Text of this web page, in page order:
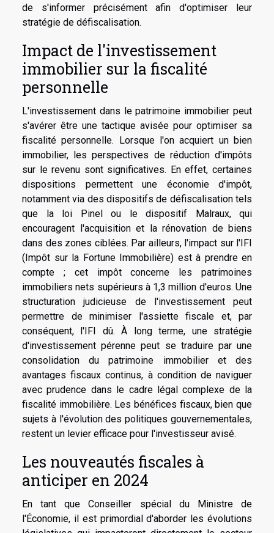
de s'informer précisément afin d'optimiser leur
stratégie de défiscalisation.
Impact de l'investissement
immobilier sur la fiscalité
personnelle
L'investissement dans le patrimoine immobilier peut
s'avérer être une tactique avisée pour optimiser sa
fiscalité personnelle. Lorsque l'on acquiert un bien
immobilier, les perspectives de réduction d'impôts
sur le revenu sont significatives. En effet, certaines
dispositions permettent une économie d'impôt,
notamment via des dispositifs de défiscalisation tels
que la loi Pinel ou le dispositif Malraux, qui
encouragent l'acquisition et la rénovation de biens
dans des zones ciblées. Par ailleurs, l'impact sur l'IFI
(Impôt sur la Fortune Immobilière) est à prendre en
compte ; cet impôt concerne les patrimoines
immobiliers nets supérieurs à 1,3 million d'euros. Une
structuration judicieuse de l'investissement peut
permettre de minimiser l'assiette fiscale et, par
conséquent, l'IFI dû. À long terme, une stratégie
d'investissement pérenne peut se traduire par une
consolidation du patrimoine immobilier et des
avantages fiscaux continus, à condition de naviguer
avec prudence dans le cadre légal complexe de la
fiscalité immobilière. Les bénéfices fiscaux, bien que
sujets à l'évolution des politiques gouvernementales,
restent un levier efficace pour l'investisseur avisé.
Les nouveautés fiscales à
anticiper en 2024
En tant que Conseiller spécial du Ministre de
l'Économie, il est primordial d'aborder les évolutions